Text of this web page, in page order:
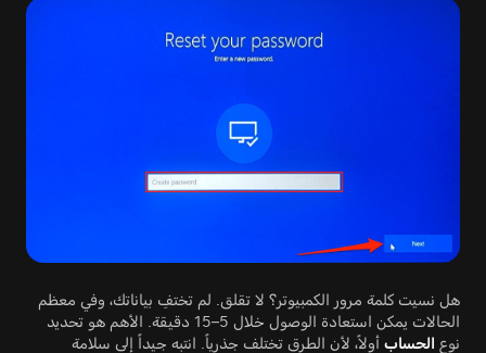
هل نسيت كلمة مرور الكمبيوتر؟ لا تقلق. لم تختفِ بياناتك، وفي معظم
الحالات يمكن استعادة الوصول خلال 5–15 دقيقة. الأهم هو تحديد
نوع الحساب أولاً، لأن الطرق تختلف جذرياً. انتبه جيداً إلى سلامة